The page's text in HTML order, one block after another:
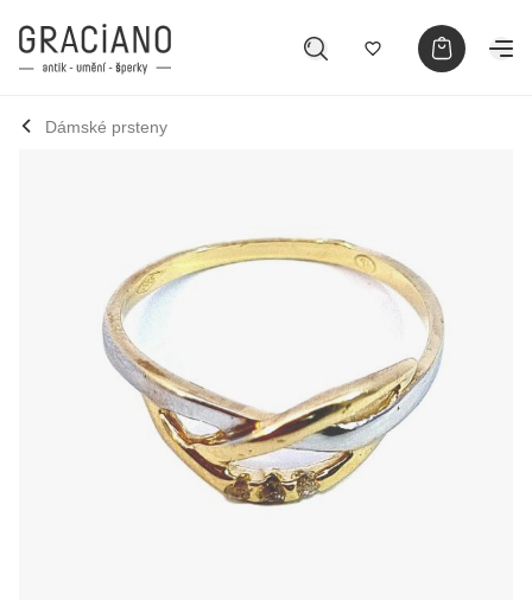
Dámské prsteny